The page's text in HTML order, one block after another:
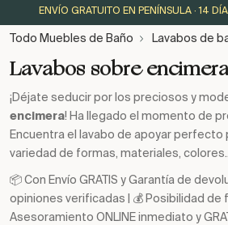
ENVÍO GRATUITO EN PENÍNSULA · 14
Todo Muebles de Baño Lavabos de
Lavabos sobre encimera
¡Déjate seducir por los preciosos y
encimera! Ha llegado el momento de
Encuentra el lavabo de apoyar perfecto
variedad de formas, materiales,
📦 Con Envío GRATIS y Garantía de
opiniones verificadas | 💰 Posibilidad de
Asesoramiento ONLINE inmediato y